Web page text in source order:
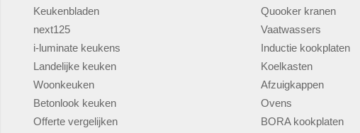
Keukenbladen
next125
i-luminate keukens
Landelijke keuken
Woonkeuken
Betonlook keuken
Offerte vergelijken
Quooker kranen
Vaatwassers
Inductie kookplaten
Koelkasten
Afzuigkappen
Ovens
BORA kookplaten